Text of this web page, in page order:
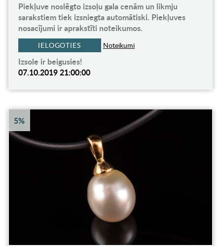
Piekļuve noslēgto izsoļu gala cenām un likmju
sarakstiem tiek izsniegta automātiski. Piekļuves
nosacījumi ir aprakstīti noteikumos.
IELOGOTIES Noteikumi
Izsole ir beigusies!
07.10.2019 21:00:00
5%